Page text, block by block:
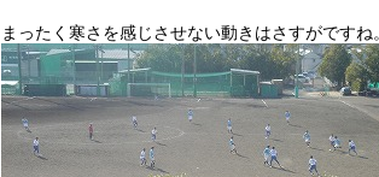
まったく寒さを感じさせない動きはさすがですね。